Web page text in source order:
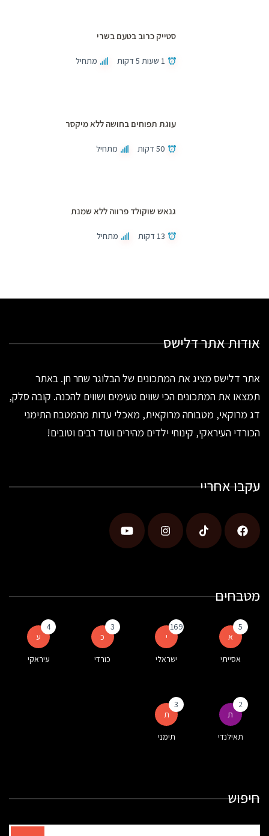
סטייק כרוב בטעם בשרי
1 שעות 5 דקות מתחיל
עוגת תפוחים בחושה ללא מיקסר
50 דקות מתחיל
גנאש שוקולד פרווה ללא שמנת
13 דקות מתחיל
אודות אתר דלישס
אתר דלישס מציג את המתכונים של הבלוגר שחר חן. באתר
תמצאו את המתכונים הכי שווים טעימים ושווים להכנה. קובה סלק,
דג מרוקאי, מטבוחה מרוקאית, מאכלי עדות מהמטבח התימני
הכורדי העיראקי, קינוחי ילדים מהירים ועוד רבים וטובים!
עקבו אחריי
מטבחים
א
5
אסייתי
י
169
ישראלי
כ
3
כורדי
ע
4
עיראקי
ת
2
תאילנדי
ת
3
תימני
חיפוש